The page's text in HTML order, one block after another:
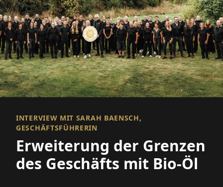
INTERVIEW MIT SARAH BAENSCH,
GESCHÄFTSFÜHRERIN
Erweiterung der Grenzen
des Geschäfts mit Bio-Öl